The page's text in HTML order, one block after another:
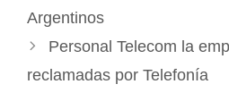
Argentinos
Personal Telecom la
reclamadas por Telefonía